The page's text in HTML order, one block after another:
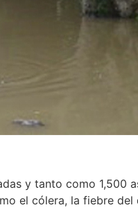
y tanto como 1,500
el cólera, la fiebre